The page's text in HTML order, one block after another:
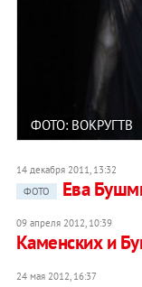
ФОТО: ВОКРУГТВ
14 декабря 2011, 13:32
ФОТО
Ева
09 апреля 2012, 10:39
Каменских и
24 мая 2012, 16:37